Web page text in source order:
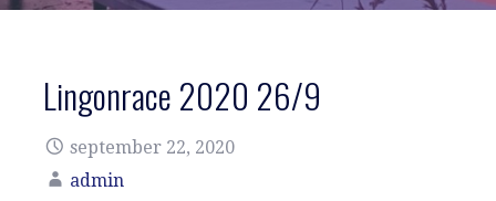
Lingonrace 2020 26/9
september 22, 2020
admin